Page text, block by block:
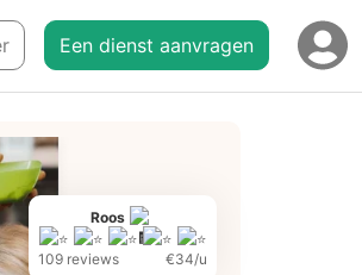
Een dienst aanvragen
Roos
109 reviews €34/u